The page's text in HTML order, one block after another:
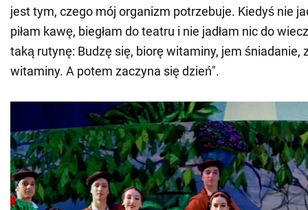
jest tym, czego mój organizm potrzebuje. Kiedyś nie
piłam kawę, biegłam do teatru i nie jadłam nic do
taką rutynę: Budzę się, biorę witaminy, jem śniadanie,
witaminy. A potem zaczyna się dzień".